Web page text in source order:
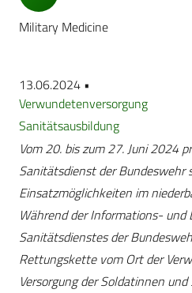
Military Medicine
13.06.2024 •
Verwundetenversorgung
Sanitätsausbildung
Vom 20. bis zum 27. Juni 2024
Sanitätsdienst der Bundeswehr
Einsatzmöglichkeiten im
Während der Informations- und
Sanitätsdienstes der
Rettungskette vom Ort der
Versorgung der Soldatinnen